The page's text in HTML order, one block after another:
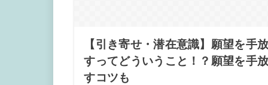
【引き寄せ・潜在意識】願望を手放
すってどういうこと！？願望を手放
すコツも